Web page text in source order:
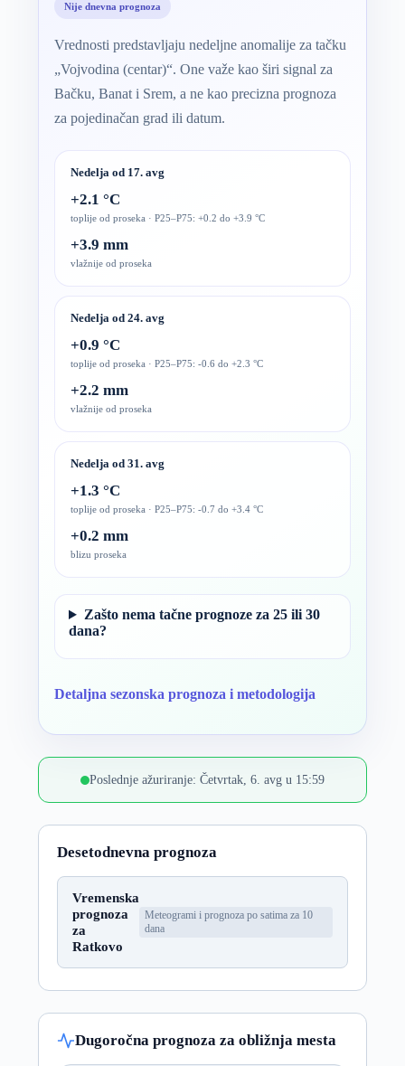
Nije dnevna prognoza
Vrednosti predstavljaju nedeljne anomalije za tačku
„Vojvodina (centar)“. One važe kao širi signal za
Bačku, Banat i Srem, a ne kao precizna prognoza
za pojedinačan grad ili datum.
Nedelja od 17. avg
+2.1 °C
toplije od proseka · P25–P75: +0.2 do +3.9 °C
+3.9 mm
vlažnije od proseka
Nedelja od 24. avg
+0.9 °C
toplije od proseka · P25–P75: -0.6 do +2.3 °C
+2.2 mm
vlažnije od proseka
Nedelja od 31. avg
+1.3 °C
toplije od proseka · P25–P75: -0.7 do +3.4 °C
+0.2 mm
blizu proseka
Zašto nema tačne prognoze za 25 ili 30
dana?
Detaljna sezonska prognoza i metodologija
Poslednje ažuriranje: Četvrtak, 6. avg u 15:59
Desetodnevna prognoza
Vremenska
prognoza
za
Ratkovo
Meteogrami i prognoza po satima za 10
dana
Dugoročna prognoza za obližnja mesta